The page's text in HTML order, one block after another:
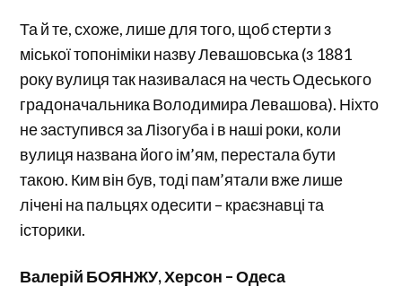
Та й те, схоже, лише для того, щоб стерти з
міської топоніміки назву Левашовська (з 1881
року вулиця так називалася на честь Одеського
градоначальника Володимира Левашова). Ніхто
не заступився за Лізогуба і в наші роки, коли
вулиця названа його ім’ям, перестала бути
такою. Ким він був, тоді пам’ятали вже лише
лічені на пальцях одесити – краєзнавці та
історики.
Валерій БОЯНЖУ, Херсон – Одеса